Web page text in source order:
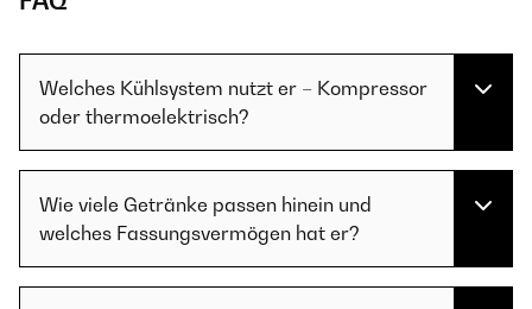
Welches Kühlsystem nutzt er – Kompressor
oder thermoelektrisch?
Wie viele Getränke passen hinein und
welches Fassungsvermögen hat er?